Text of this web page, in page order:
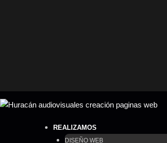
REALIZAMOS
DISEÑO WEB